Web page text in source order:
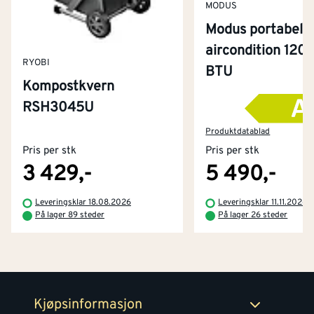
RYOBI
Kompostkvern
RSH3045U
Pris per stk
3 429,-
Leveringsklar 18.08.2026
På lager 89 steder
MODUS
Modus portabel
aircondition
BTU
Produktdatablad
Pris per stk
5 490,-
Leveringsklar 11.11.2026
På lager 26 steder
Kjøpsinformasjon
Kjøpsbetingelser
Retur- og angrerettsskjema
Tjenester
Montér Klubb
Byggevarehus og åpningstider
Prismatch